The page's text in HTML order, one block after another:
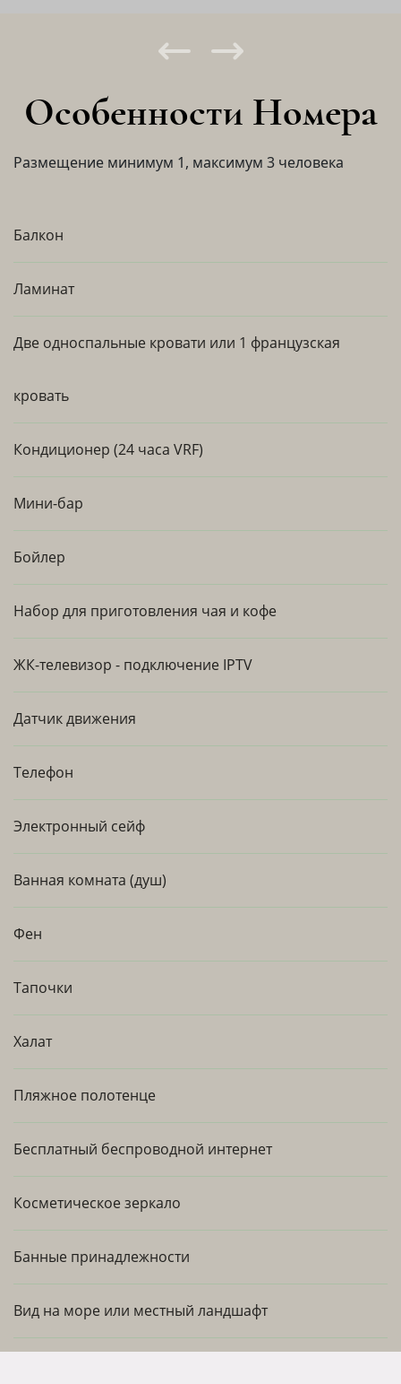
Особенности Номера
Размещение минимум 1, максимум 3 человека
Балкон
Ламинат
Две односпальные кровати или 1 французская
кровать
Кондиционер (24 часа VRF)
Мини-бар
Бойлер
Набор для приготовления чая и кофе
ЖК-телевизор - подключение IPTV
Датчик движения
Телефон
Электронный сейф
Ванная комната (душ)
Фен
Тапочки
Халат
Пляжное полотенце
Бесплатный беспроводной интернет
Косметическое зеркало
Банные принадлежности
Вид на море или местный ландшафт